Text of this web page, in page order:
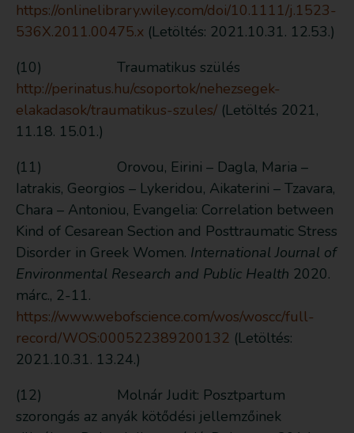
https://onlinelibrary.wiley.com/doi/10.1111/j.1523-
536X.2011.00475.x (Letöltés: 2021.10.31. 12.53.)
(10) Traumatikus szülés
http://perinatus.hu/csoportok/nehezsegek-
elakadasok/traumatikus-szules/ (Letöltés 2021,
11.18. 15.01.)
(11) Orovou, Eirini – Dagla, Maria –
Iatrakis, Georgios – Lykeridou, Aikaterini – Tzavara,
Chara – Antoniou, Evangelia: Correlation between
Kind of Cesarean Section and Posttraumatic Stress
Disorder in Greek Women. International Journal of
Environmental Research and Public Health 2020.
márc., 2-11.
https://www.webofscience.com/wos/woscc/full-
record/WOS:000522389200132 (Letöltés:
2021.10.31. 13.24.)
(12) Molnár Judit: Posztpartum
szorongás az anyák kötődési jellemzőinek